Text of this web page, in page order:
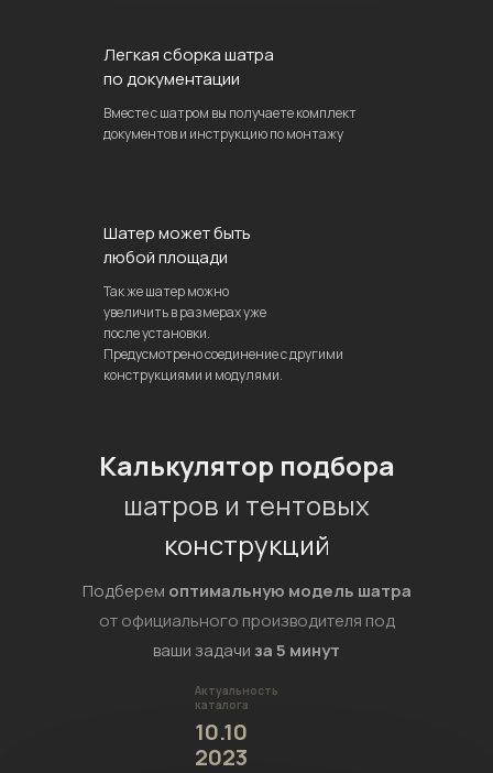
Легкая сборка шатра
по документации
Вместе с шатром вы получаете комплект
документов и инструкцию по монтажу
Шатер может быть
любой площади
Так же шатер можно
увеличить в размерах уже
после установки.
Предусмотрено соединение с другими
конструкциями и модулями.
Калькулятор подбора
шатров и тентовых
конструкций
Подберем оптимальную модель шатра
от официального производителя под
ваши задачиза 5 минут
Актуальность
каталога
10.10
2023